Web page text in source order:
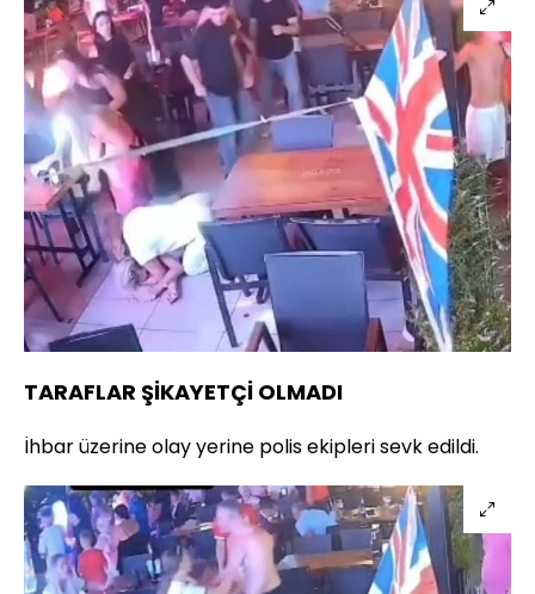
TARAFLAR ŞİKAYETÇİ OLMADI
İhbar üzerine olay yerine polis ekipleri sevk edildi.